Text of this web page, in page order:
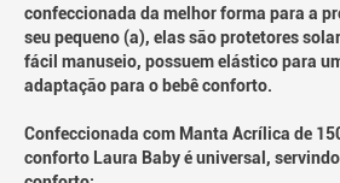
confeccionada da melhor forma para a
seu pequeno (a), elas são protetores
fácil manuseio, possuem elástico para
adaptação para o bebê conforto.
Confeccionada com Manta Acrílica de
conforto Laura Baby é universal,